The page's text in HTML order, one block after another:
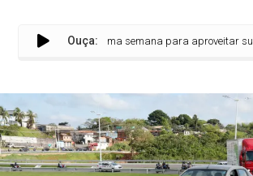
Ouça:
apenas mais uma semana para aproveitar super